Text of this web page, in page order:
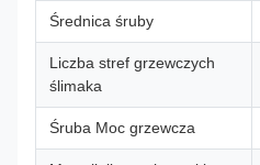
Średnica śruby
Liczba stref grzewczych
ślimaka
Śruba Moc grzewcza